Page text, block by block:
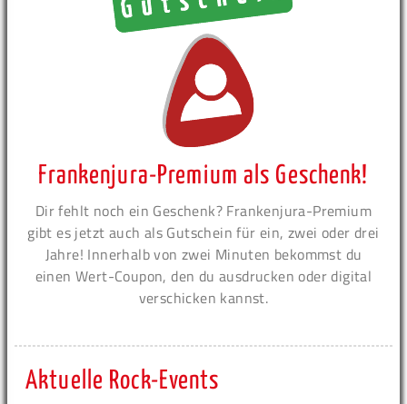
Frankenjura-Premium als Geschenk!
Dir fehlt noch ein Geschenk? Frankenjura-Premium
gibt es jetzt auch als Gutschein für ein, zwei oder drei
Jahre! Innerhalb von zwei Minuten bekommst du
einen Wert-Coupon, den du ausdrucken oder digital
verschicken kannst.
Aktuelle Rock-Events